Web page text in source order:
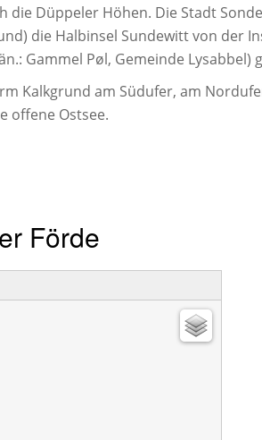
die Düppeler Höhen. Die Stadt
die Halbinsel Sundewitt von der
Gammel Pøl, Gemeinde
Kalkgrund am Südufer, am
offene Ostsee.
Förde